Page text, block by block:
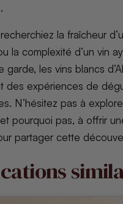
la fraîcheur
la complexité d’un vin
garde, les vins blancs
des expériences de
N’hésitez pas à
pourquoi pas, à offrir
partager cette